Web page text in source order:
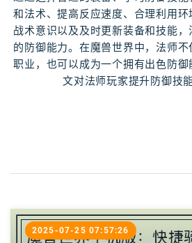
和法术、提高反应速度、合理利用
战术意识以及及时更新装备和技能
的防御能力。在魔兽世界中，法师
职业，也可以成为一个拥有出色防
文对法师玩家提升防御技
2025-07-25 07:57:26